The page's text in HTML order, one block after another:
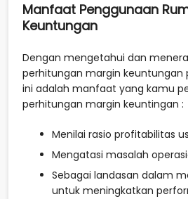
Manfaat Penggunaan
Keuntungan
Dengan mengetahui dan
perhitungan margin keuntungan
ini adalah manfaat yang kamu
perhitungan margin keuntingan :
Menilai rasio profitabilitas
Mengatasi masalah
Sebagai landasan dalam
untuk meningkatkan